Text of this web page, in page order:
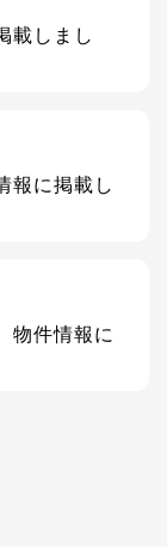
しまし
に掲載し
件情報に